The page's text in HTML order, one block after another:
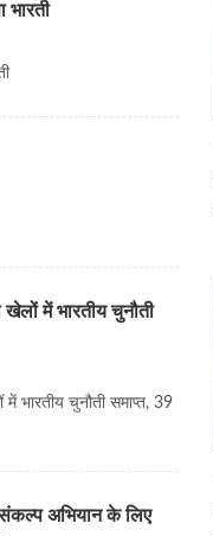
भारती
में भारतीय चुनौती
भारतीय चुनौती समाप्त, 39
संकल्प अभियान के लिए